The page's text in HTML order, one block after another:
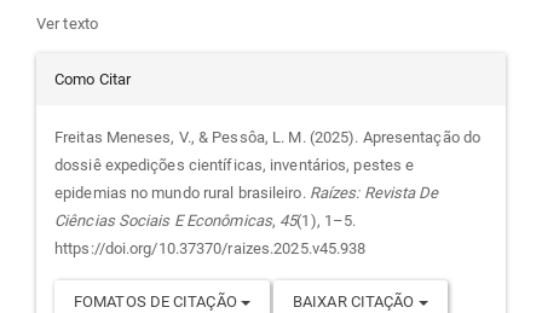
Ver texto
Detalhes
do
artigo
Como Citar
Freitas Meneses, V., & Pessôa, L. M. (2025). Apresentação do
dossiê expedições científicas, inventários, pestes e
epidemias no mundo rural brasileiro. Raízes: Revista De
Ciências Sociais E Econômicas, 45(1), 1–5.
https://doi.org/10.37370/raizes.2025.v45.938
FOMATOS DE CITAÇÃO BAIXAR CITAÇÃO